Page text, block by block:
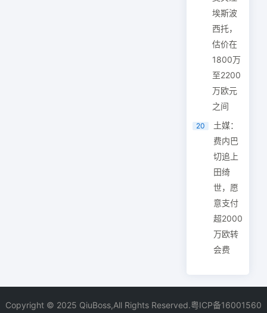
埃斯波
西托，
估价在
1800万
至2200
万欧元
之间
20
土媒：
费内巴
切追上
田绮
世，愿
意支付
超2000
万欧转
会费
Copyright © 2025 QiuBoss,All Rights Reserved.粤ICP备16001560